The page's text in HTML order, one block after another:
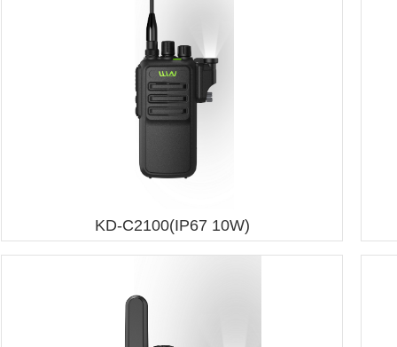
KD-C2100(IP67 10W)